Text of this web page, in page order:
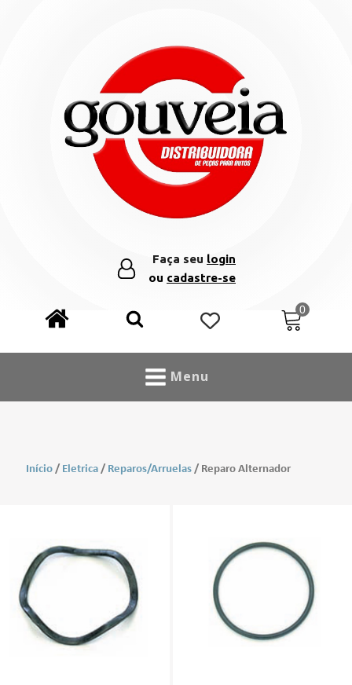
Faça seu login
ou cadastre-se
Menu
Início / Eletrica / Reparos/Arruelas / Reparo Alternador